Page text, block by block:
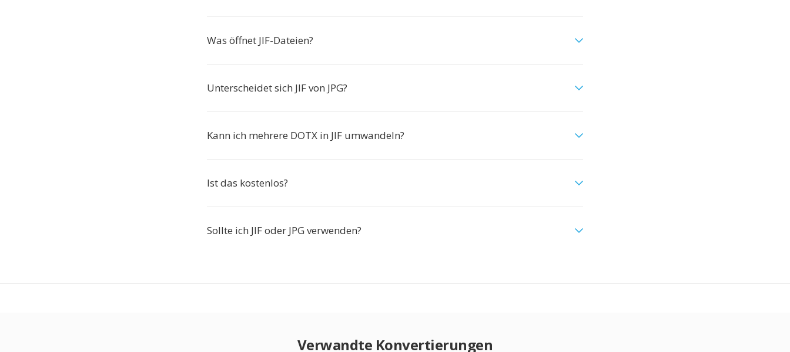
Was öffnet JIF-Dateien?
Unterscheidet sich JIF von JPG?
Kann ich mehrere DOTX in JIF umwandeln?
Ist das kostenlos?
Sollte ich JIF oder JPG verwenden?
Verwandte Konvertierungen